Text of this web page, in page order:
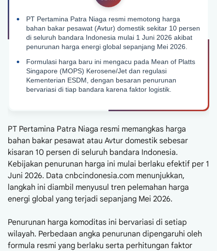
PT Pertamina Patra Niaga resmi memotong harga
bahan bakar pesawat (Avtur) domestik sekitar 10 persen
di seluruh bandara Indonesia mulai 1 Juni 2026 akibat
penurunan harga energi global sepanjang Mei 2026.
Formulasi harga baru ini mengacu pada Mean of Platts
Singapore (MOPS) Kerosene/Jet dan regulasi
Kementerian ESDM, dengan besaran penurunan
bervariasi di tiap bandara karena faktor logistik.
PT Pertamina Patra Niaga resmi memangkas harga
bahan bakar pesawat atau Avtur domestik sebesar
kisaran 10 persen di seluruh bandara Indonesia.
Kebijakan penurunan harga ini mulai berlaku efektif per 1
Juni 2026. Data cnbcindonesia.com menunjukkan,
langkah ini diambil menyusul tren pelemahan harga
energi global yang terjadi sepanjang Mei 2026.
Penurunan harga komoditas ini bervariasi di setiap
wilayah. Perbedaan angka penurunan dipengaruhi oleh
formula resmi yang berlaku serta perhitungan faktor